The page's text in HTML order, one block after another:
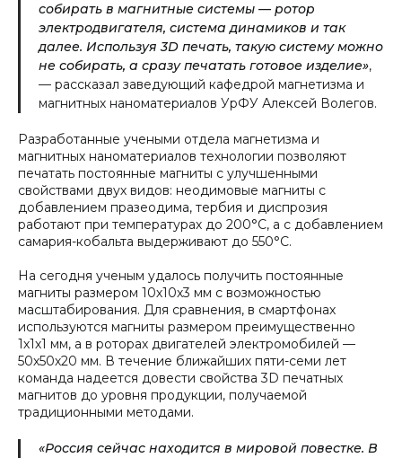
собирать в магнитные системы — ротор
электродвигателя, система динамиков и так
далее. Используя 3D печать, такую систему можно
не собирать, а сразу печатать готовое изделие»,
— рассказал заведующий кафедрой магнетизма и
магнитных наноматериалов УрФУ Алексей Волегов.
Разработанные учеными отдела магнетизма и
магнитных наноматериалов технологии позволяют
печатать постоянные магниты с улучшенными
свойствами двух видов: неодимовые магниты с
добавлением празеодима, тербия и диспрозия
работают при температурах до 200°С, а с добавлением
самария-кобальта выдерживают до 550°С.
На сегодня ученым удалось получить постоянные
магниты размером 10х10х3 мм с возможностью
масштабирования. Для сравнения, в смартфонах
используются магниты размером преимущественно
1х1х1 мм, а в роторах двигателей электромобилей —
50х50х20 мм. В течение ближайших пяти-семи лет
команда надеется довести свойства 3D печатных
магнитов до уровня продукции, получаемой
традиционными методами.
«Россия сейчас находится в мировой повестке. В